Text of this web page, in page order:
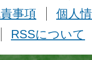
事項
個人
RSSについて